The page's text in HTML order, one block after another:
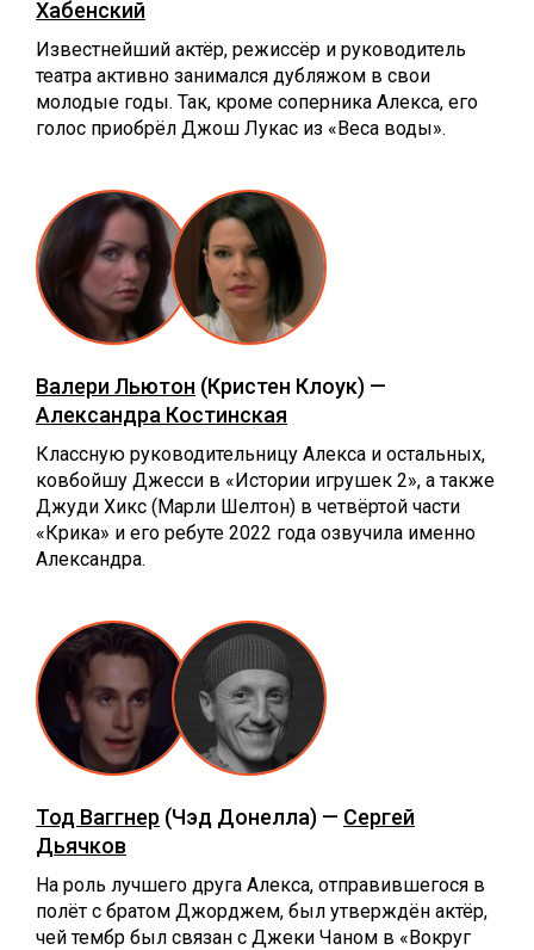
Хабенский
Известнейший актёр, режиссёр и руководитель
театра активно занимался дубляжом в свои
молодые годы. Так, кроме соперника Алекса, его
голос приобрёл Джош Лукас из «Веса воды».
Валери Льютон (Кристен Клоук) —
Александра Костинская
Классную руководительницу Алекса и остальных,
ковбойшу Джесси в «Истории игрушек 2», а также
Джуди Хикс (Марли Шелтон) в четвёртой части
«Крика» и его ребуте 2022 года озвучила именно
Александра.
Тод Ваггнер (Чэд Донелла) — Сергей
Дьячков
На роль лучшего друга Алекса, отправившегося в
полёт с братом Джорджем, был утверждён актёр,
чей тембр был связан с Джеки Чаном в «Вокруг